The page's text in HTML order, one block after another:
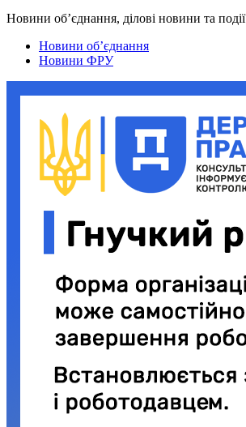
Новини об’єднання, ділові новини та події
Новини об’єднання
Новини ФРУ